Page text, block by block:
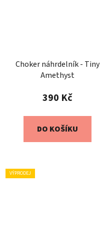
Choker náhrdelník - Tiny
Amethyst
390 Kč
DO KOŠÍKU
VÝPRODEJ